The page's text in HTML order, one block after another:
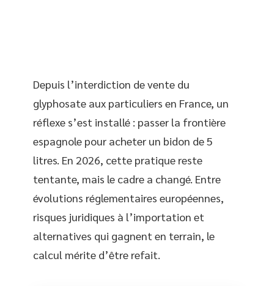
Depuis l’interdiction de vente du
glyphosate aux particuliers en France, un
réflexe s’est installé : passer la frontière
espagnole pour acheter un bidon de 5
litres. En 2026, cette pratique reste
tentante, mais le cadre a changé. Entre
évolutions réglementaires européennes,
risques juridiques à l’importation et
alternatives qui gagnent en terrain, le
calcul mérite d’être refait.